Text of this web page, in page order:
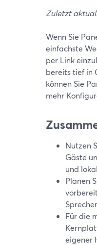
Zuletzt
Wenn Sie
einfachste
per Link
bereits tief in
können Sie
mehr
Nutzen
Gäste
und
Planen
Für die
eigener